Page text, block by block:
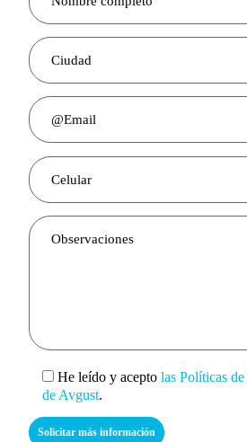
He leído y aceptolas Políticas
de Avgust.